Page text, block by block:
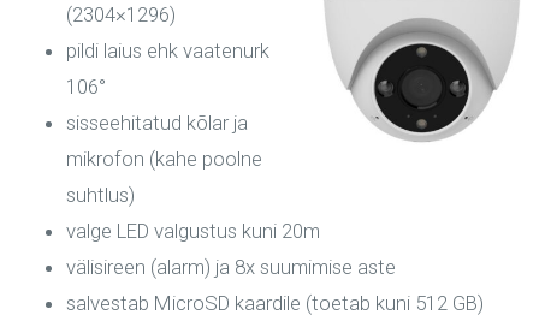
(2304×1296)
pildi laius ehk vaatenurk
106°
sisseehitatud kõlar ja
mikrofon (kahe poolne
suhtlus)
valge LED valgustus kuni 20m
välisireen (alarm) ja 8x suumimise aste
salvestab MicroSD kaardile (toetab kuni 512 GB)